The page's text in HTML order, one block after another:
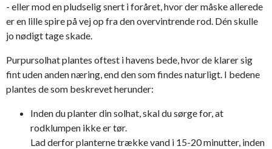
- eller mod en pludselig snert i foråret, hvor der måske allerede
er en lille spire på vej op fra den overvintrende rod. Dén skulle
jo nødigt tage skade.
Purpursolhat plantes oftest i havens bede, hvor de klarer sig
fint uden anden næring, end den som findes naturligt. I bedene
plantes de som beskrevet herunder:
Inden du planter din solhat, skal du sørge for, at
rodklumpen ikke er tør.
Lad derfor planterne trække vand i 15-20 minutter, inden